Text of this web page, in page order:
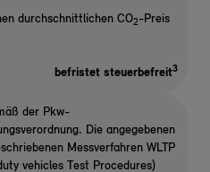
durchschnittlichen CO2-Preis
befristet steuerbefreit3
der Pkw-
Die angegebenen
Messverfahren WLTP
vehicles Test Procedures)